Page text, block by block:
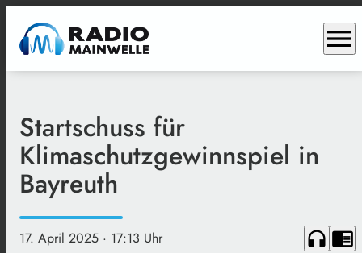
menu
Startschuss für
Klimaschutzgewinnspiel in
Bayreuth
17. April 2025 · 17:13 Uhr headphones chrome_reader_mode